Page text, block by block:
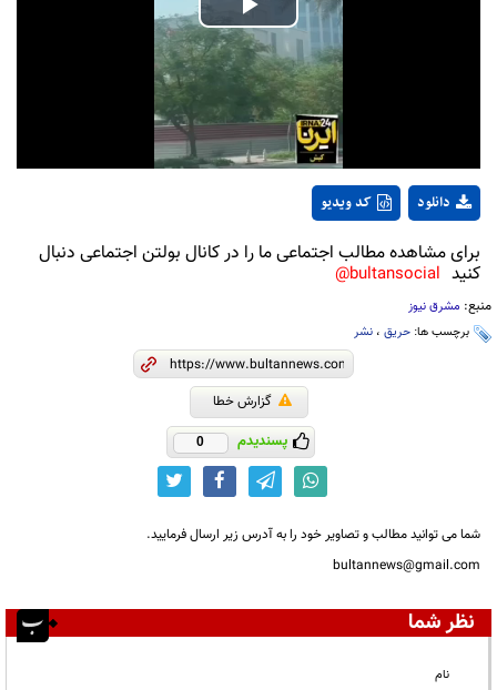
Play
Video
کد ویدیو دانلود
برای مشاهده مطالب اجتماعی ما را در کانال بولتن اجتماعی دنبال
کنید bultansocial@
منبع: مشرق نیوز
برچسب ها: حریق ، نشر
گزارش خطا
پسندیدم 0
شما می توانید مطالب و تصاویر خود را به آدرس زیر ارسال فرمایید.
bultannews@gmail.com
نظر شما
نام